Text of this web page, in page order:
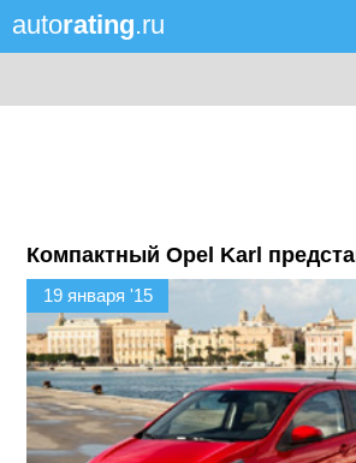
autorating.ru
Компактный Opel Karl
19 января '15